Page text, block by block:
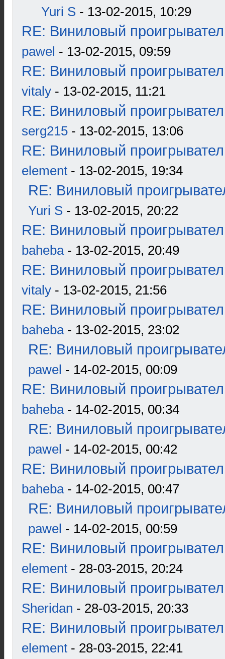
Yuri S - 13-02-2015, 10:29
RE: Виниловый
pawel - 13-02-2015, 09:59
RE: Виниловый
vitaly - 13-02-2015, 11:21
RE: Виниловый
serg215 - 13-02-2015, 13:06
RE: Виниловый
element - 13-02-2015, 19:34
RE: Виниловый
Yuri S - 13-02-2015, 20:22
RE: Виниловый
baheba- 13-02-2015, 20:49
RE: Виниловый
vitaly - 13-02-2015, 21:56
RE: Виниловый
baheba- 13-02-2015, 23:02
RE: Виниловый
pawel - 14-02-2015, 00:09
RE: Виниловый
baheba- 14-02-2015, 00:34
RE: Виниловый
pawel - 14-02-2015, 00:42
RE: Виниловый
baheba- 14-02-2015, 00:47
RE: Виниловый
pawel - 14-02-2015, 00:59
RE: Виниловый
element - 28-03-2015, 20:24
RE: Виниловый
Sheridan - 28-03-2015, 20:33
RE: Виниловый
element - 28-03-2015, 22:41